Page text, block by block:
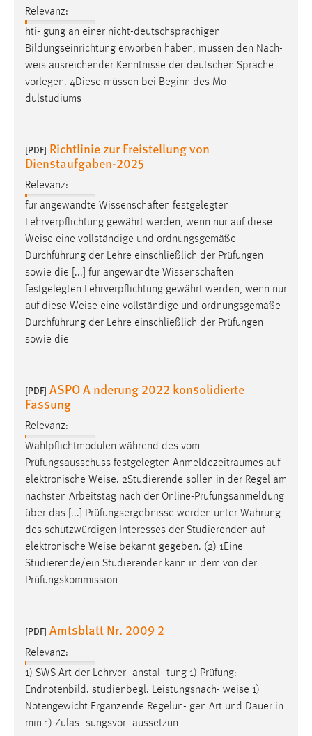
Relevanz:
hti- gung an einer nicht-deutschsprachigen
Bildungseinrichtung erworben haben, müssen den Nach-
weis ausreichender Kenntnisse der deutschen Sprache
vorlegen. 4Diese müssen bei Beginn des Mo-
dulstudiums
[PDF] Richtlinie zur Freistellung von
Dienstaufgaben-2025
Relevanz:
für angewandte Wissenschaften festgelegten
Lehrverpflichtung gewährt werden, wenn nur auf diese
Weise eine vollständige und ordnungsgemäße
Durchführung der Lehre einschließlich der Prüfungen
sowie die [...] für angewandte Wissenschaften
festgelegten Lehrverpflichtung gewährt werden, wenn nur
auf diese Weise eine vollständige und ordnungsgemäße
Durchführung der Lehre einschließlich der Prüfungen
sowie die
[PDF] ASPO A nderung 2022 konsolidierte
Fassung
Relevanz:
Wahlpflichtmodulen während des vom
Prüfungsausschuss festgelegten Anmeldezeitraumes auf
elektronische Weise. 2Studierende sollen in der Regel am
nächsten Arbeitstag nach der Online-Prüfungsanmeldung
über das [...] Prüfungsergebnisse werden unter Wahrung
des schutzwürdigen Interesses der Studierenden auf
elektronische Weise bekannt gegeben. (2) 1Eine
Studierende/ein Studierender kann in dem von der
Prüfungskommission
[PDF] Amtsblatt Nr. 2009 2
Relevanz:
1) SWS Art der Lehrver- anstal- tung 1) Prüfung:
Endnotenbild. studienbegl. Leistungsnach- weise 1)
Notengewicht Ergänzende Regelun- gen Art und Dauer in
min 1) Zulas- sungsvor- aussetzun